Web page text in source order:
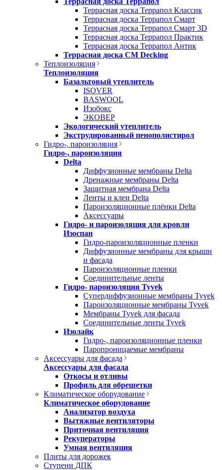
Террасная доска Террапол Классик
Террасная доска Террапол Смарт
Террасная доска Террапол Смарт 3D
Террасная доска Террапол Практик
Террасная доска Террапол Антик
Террасная доска CM Decking
Теплоизоляция
Теплоизоляция
Базальтовый утеплитель
ISOVER
BASWOOL
Изобокс
ЭКОВЕР
Экологический утеплитель
Экструдированный пенополистирол
Гидро-, пароизоляция
Гидро-, пароизоляция
Delta
Диффузионные мембраны Delta
Дренажные мембраны Delta
Защитная мембрана Delta
Ленты и клеи Delta
Пароизоляционные плёнки Delta
Аксессуары
Гидро- и пароизоляция для кровли
Изоспан
Гидро-пароизоляционные пленки
Диффузионные мембраны для крыши
и фасада
Пароизоляционные пленки
Соединительные ленты
Гидро- пароизоляция Tyvek
Супердиффузионные мембраны Tyvek
Пароизоляционные мембраны Tyvek
Мембраны Tyvek для фасада
Соединительные ленты Tyvek
Изолайк
Гидро-, пароизоляционные пленки
Паропроницаемые мембраны
Аксессуары для фасада
Аксессуары для фасада
Откосы и отливы
Профиль для обрешетки
Климатическое оборудование
Климатическое оборудование
Анализатор воздуха
Вытяжные вентиляторы
Приточная вентиляция
Рекуператоры
Умная вентиляция
Плиты для дорожек
Ступени ДПК